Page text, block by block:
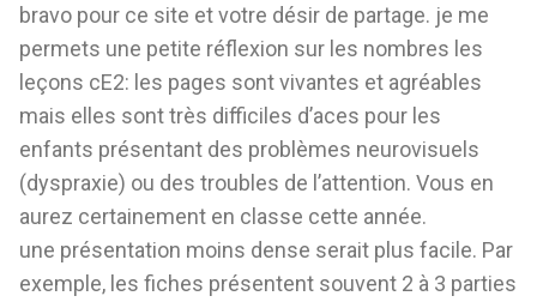
bravo pour ce site et votre désir de partage. je me
permets une petite réflexion sur les nombres les
leçons cE2: les pages sont vivantes et agréables
mais elles sont très difficiles d’aces pour les
enfants présentant des problèmes neurovisuels
(dyspraxie) ou des troubles de l’attention. Vous en
aurez certainement en classe cette année.
une présentation moins dense serait plus facile. Par
exemple, les fiches présentent souvent 2 à 3 parties